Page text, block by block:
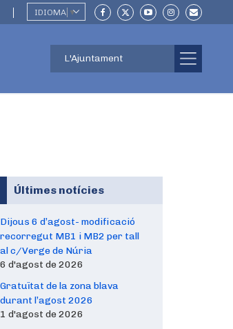
IDIOMA ▼
L'Ajuntament
Últimes notícies
Dijous 6 d’agost- modificació
recorregut MB1 i MB2 per tall
al c/Verge de Núria
6 d'agost de 2026
Gratuïtat de la zona blava
durant l’agost 2026
1 d'agost de 2026